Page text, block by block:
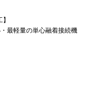
最軽量の単心融着接続機